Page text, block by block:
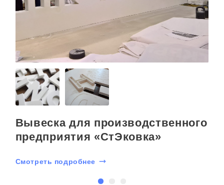
Вывеска для производственного
предприятия «CтЭковка»
Смотреть подробнее